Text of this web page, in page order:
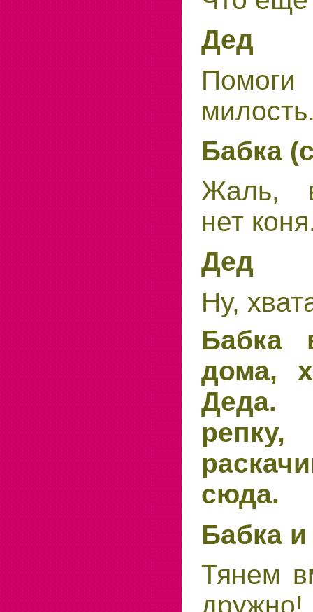
Дед
Помоги
Бабка
Жаль,
нет
Дед
Ну,
Бабка
дома,
Деда.
сюда.
Бабка
Тянем
дружно!